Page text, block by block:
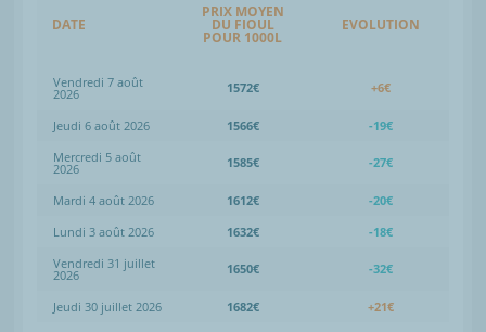
DATE
PRIX MOYEN
DU FIOUL
POUR 1000L
EVOLUTION
Vendredi 7 août
2026 1572€ +6€
Jeudi 6 août 2026 1566€
-19€
Mercredi 5 août
2026 1585€ -27€
Mardi 4 août 2026 1612€
-20€
Lundi 3 août 2026
1632€
-18€
Vendredi 31 juillet
2026 1650€ -32€
Jeudi 30 juillet 2026 1682€ +21€